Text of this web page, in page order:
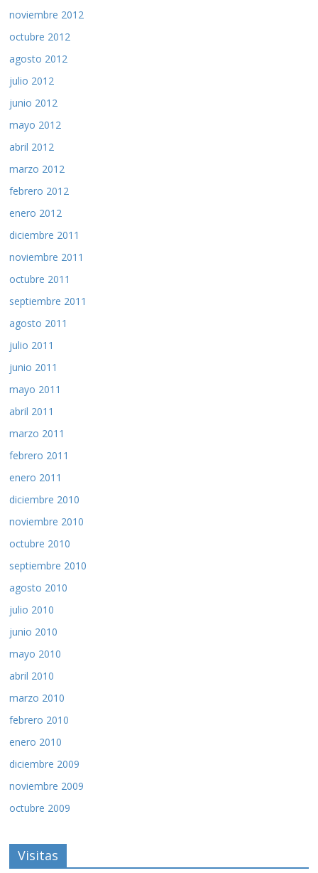
noviembre 2012
octubre 2012
agosto 2012
julio 2012
junio 2012
mayo 2012
abril 2012
marzo 2012
febrero 2012
enero 2012
diciembre 2011
noviembre 2011
octubre 2011
septiembre 2011
agosto 2011
julio 2011
junio 2011
mayo 2011
abril 2011
marzo 2011
febrero 2011
enero 2011
diciembre 2010
noviembre 2010
octubre 2010
septiembre 2010
agosto 2010
julio 2010
junio 2010
mayo 2010
abril 2010
marzo 2010
febrero 2010
enero 2010
diciembre 2009
noviembre 2009
octubre 2009
Visitas